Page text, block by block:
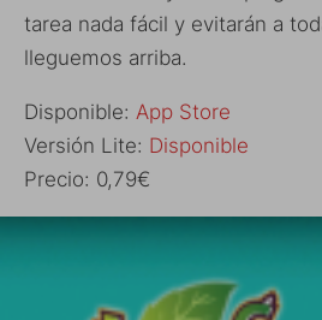
tarea nada fácil y evitarán a
lleguemos arriba.
Disponible: App Store
Versión Lite: Disponible
Precio: 0,79€